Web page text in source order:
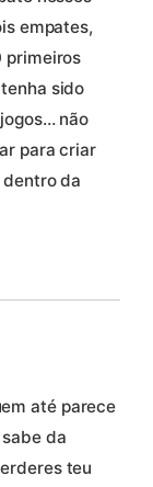
empates,
primeiros
sido
não
para criar
da
até parece
da
teu